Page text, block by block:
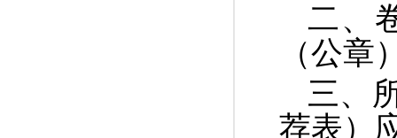
二、
（公章
三、
荐表）